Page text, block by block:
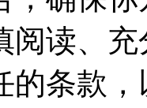
阅读、
的条款